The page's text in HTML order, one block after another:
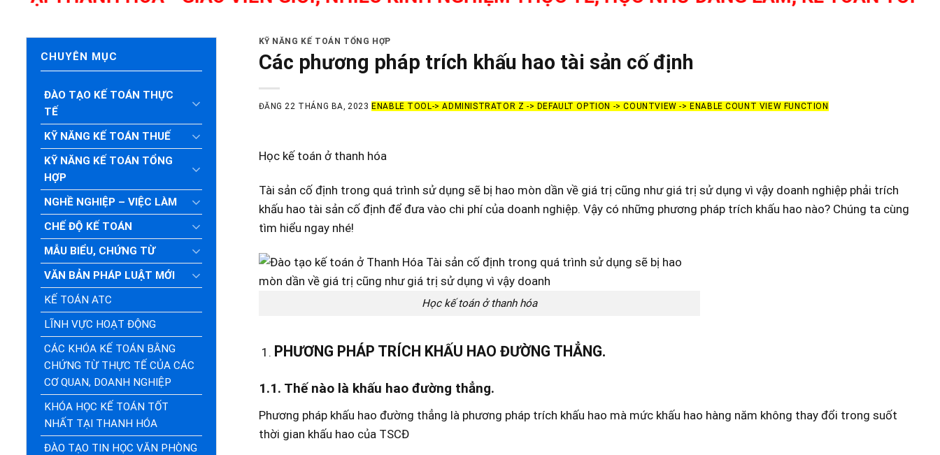
CHUYÊN MỤC
ĐÀO TẠO KẾ TOÁN THỰC
TẾ
KỸ NĂNG KẾ TOÁN THUẾ
KỸ NĂNG KẾ TOÁN TỔNG
HỢP
NGHỀ NGHIỆP – VIỆC LÀM
CHẾ ĐỘ KẾ TOÁN
MẪU BIỂU, CHỨNG TỪ
VĂN BẢN PHÁP LUẬT MỚI
KẾ TOÁN ATC
LĨNH VỰC HOẠT ĐỘNG
CÁC KHÓA KẾ TOÁN BẰNG
CHỨNG TỪ THỰC TẾ CỦA CÁC
CƠ QUAN, DOANH NGHIỆP
KHÓA HỌC KẾ TOÁN TỐT
NHẤT TẠI THANH HÓA
ĐÀO TẠO TIN HỌC VĂN PHÒNG
KỸ NĂNG KẾ TOÁN TỔNG HỢP
Các phương pháp trích khấu hao tài sản cố định
ĐĂNG22 THÁNG BA, 2023 ENABLE TOOL-> ADMINISTRATOR Z -> DEFAULT OPTION -> COUNTVIEW -> ENABLE COUNT VIEW FUNCTION
Học kế toán ở thanh hóa
Tài sản cố định trong quá trình sử dụng sẽ bị hao mòn dần về giá trị cũng như giá trị sử dụng vì vậy doanh nghiệp phải trích
khấu hao tài sản cố định để đưa vào chi phí của doanh nghiệp. Vậy có những phương pháp trích khấu hao nào? Chúng ta cùng
tìm hiểu ngay nhé!
Học kế toán ở thanh hóa
PHƯƠNG PHÁP TRÍCH KHẤU HAO ĐƯỜNG THẲNG.
1.1. Thế nào là khấu hao đường thẳng.
Phương pháp khấu hao đường thẳng là phương pháp trích khấu hao mà mức khấu hao hàng năm không thay đổi trong suốt
thời gian khấu hao của TSCĐ